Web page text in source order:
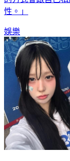
性。」
娛樂